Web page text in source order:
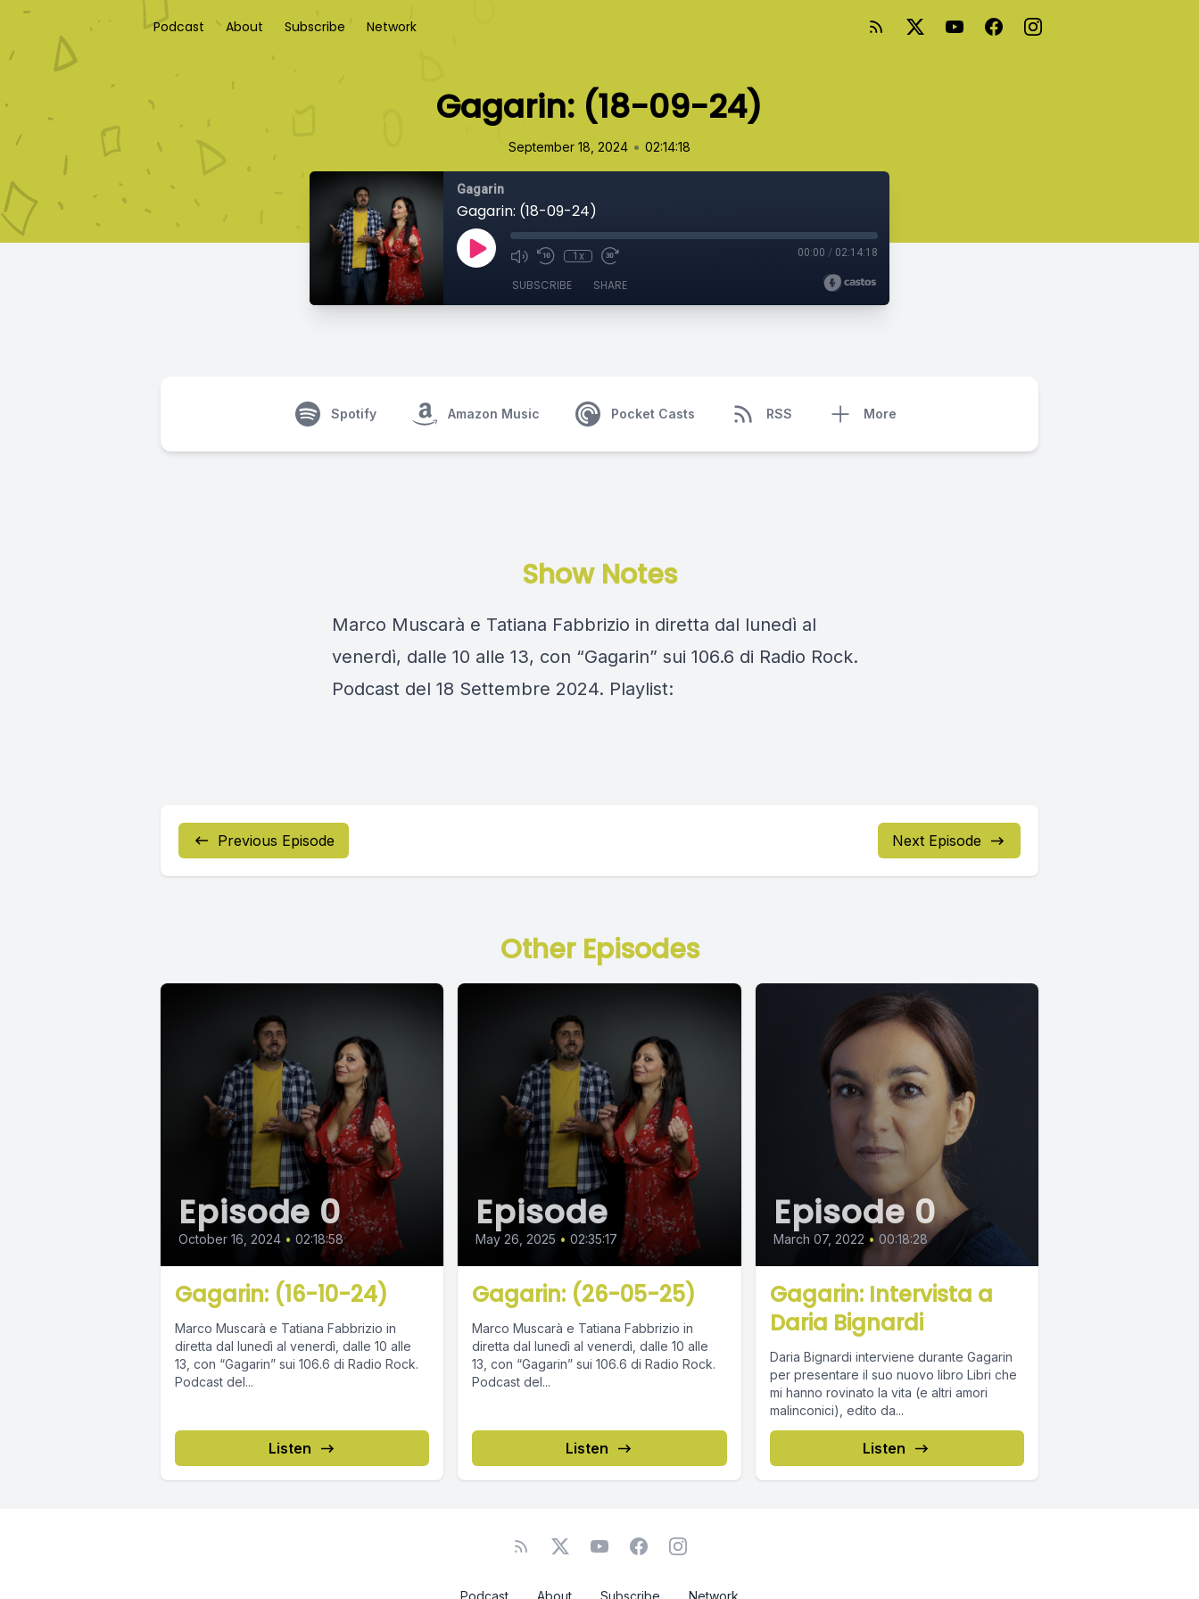
Podcast About Subscribe Network
Gagarin: (18-09-24)
September 18, 2024 • 02:14:18
Gagarin
Gagarin: (18-09-24)
1x 00:00 / 02:14:18
SUBSCRIBE SHARE
Spotify Amazon Music Pocket Casts RSS More
Show Notes
Marco Muscarà e Tatiana Fabbrizio in diretta dal lunedì al
venerdì, dalle 10 alle 13, con “Gagarin” sui 106.6 di Radio Rock.
Podcast del 18 Settembre 2024. Playlist:
Previous Episode Next Episode
Other Episodes
Episode 0
October 16, 2024 • 02:18:58
Gagarin: (16-10-24)
Marco Muscarà e Tatiana Fabbrizio in
diretta dal lunedì al venerdì, dalle 10 alle
13, con “Gagarin” sui 106.6 di Radio Rock.
Podcast del...
Listen
Episode
May 26, 2025 • 02:35:17
Gagarin: (26-05-25)
Marco Muscarà e Tatiana Fabbrizio in
diretta dal lunedì al venerdì, dalle 10 alle
13, con “Gagarin” sui 106.6 di Radio Rock.
Podcast del...
Listen
Episode 0
March 07, 2022 • 00:18:28
Gagarin: Intervista a
Daria Bignardi
Daria Bignardi interviene durante Gagarin
per presentare il suo nuovo libro Libri che
mi hanno rovinato la vita (e altri amori
malinconici), edito da...
Listen